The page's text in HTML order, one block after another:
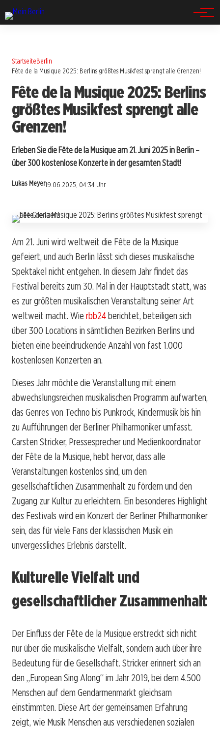
StartseiteBerlin
Fête de la Musique 2025: Berlins größtes Musikfest sprengt alle Grenzen!
Fête de la Musique 2025: Berlins
größtes Musikfest sprengt alle
Grenzen!
Erleben Sie die Fête de la Musique am 21. Juni 2025 in Berlin –
über 300 kostenlose Konzerte in der gesamten Stadt!
Lukas Meyer19.06.2025, 04:34 Uhr
Am 21. Juni wird weltweit die Fête de la Musique
gefeiert, und auch Berlin lässt sich dieses musikalische
Spektakel nicht entgehen. In diesem Jahr findet das
Festival bereits zum 30. Mal in der Hauptstadt statt, was
es zur größten musikalischen Veranstaltung seiner Art
weltweit macht. Wie rbb24berichtet, beteiligen sich
über 300 Locations in sämtlichen Bezirken Berlins und
bieten eine beeindruckende Anzahl von fast 1.000
kostenlosen Konzerten an.
Dieses Jahr möchte die Veranstaltung mit einem
abwechslungsreichen musikalischen Programm aufwarten,
das Genres von Techno bis Punkrock, Kindermusik bis hin
zu Aufführungen der Berliner Philharmoniker umfasst.
Carsten Stricker, Pressesprecher und Medienkoordinator
der Fête de la Musique, hebt hervor, dass alle
Veranstaltungen kostenlos sind, um den
gesellschaftlichen Zusammenhalt zu fördern und den
Zugang zur Kultur zu erleichtern. Ein besonderes Highlight
des Festivals wird ein Konzert der Berliner Philharmoniker
sein, das für viele Fans der klassischen Musik ein
unvergessliches Erlebnis darstellt.
Kulturelle Vielfalt und
gesellschaftlicher Zusammenhalt
Der Einfluss der Fête de la Musique erstreckt sich nicht
nur über die musikalische Vielfalt, sondern auch über ihre
Bedeutung für die Gesellschaft. Stricker erinnert sich an
den „European Sing Along“ im Jahr 2019, bei dem 4.500
Menschen auf dem Gendarmenmarkt gleichsam
einstimmten. Diese Art der gemeinsamen Erfahrung
zeigt, wie Musik Menschen aus verschiedenen sozialen